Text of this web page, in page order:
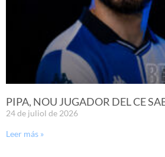
PIPA, NOU JUGADOR DEL CE
24 de juliol de 2026
Leer más »